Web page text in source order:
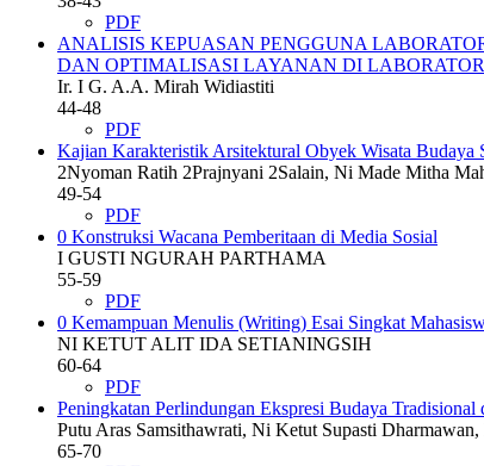
PDF
ANALISIS KEPUASAN PENGGUNA
DAN OPTIMALISASI LAYANAN DI
Ir. I G. A.A. Mirah Widiastiti
44-48
PDF
Kajian Karakteristik Arsitektural Obyek Wisata Budaya
2Nyoman Ratih 2Prajnyani 2Salain, Ni Made Mitha
49-54
PDF
0 Konstruksi Wacana Pemberitaan di Media Sosial
I GUSTI NGURAH PARTHAMA
55-59
PDF
0 Kemampuan Menulis (Writing) Esai Singkat
NI KETUT ALIT IDA SETIANINGSIH
60-64
PDF
Peningkatan Perlindungan Ekspresi Budaya
Putu Aras Samsithawrati, Ni Ketut Supasti
65-70